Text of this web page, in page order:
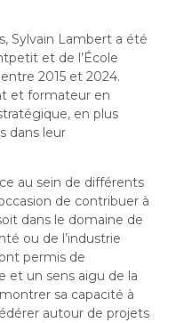
de Longueuil
de Longueuil
Sylvain Lambert a été
et de l’École
2015 et 2024.
et formateur en
en plus
dans leur
au sein de différents
de contribuer à
dans le domaine de
ou de l’industrie
permis de
et un sens aigu de la
sa capacité à
autour de projets